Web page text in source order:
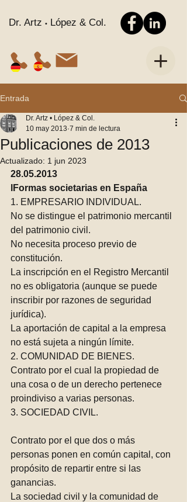
Dr. Artz • López & Col.
Entrada
Publicaciones de 2013
Dr. Artz • López & Col.
10 may 2013 7 min de lectura
Actualizado: 1 jun 2023
28.05.2013
lFormas societarias en España
1. EMPRESARIO INDIVIDUAL.
No se distingue el patrimonio mercantil
del patrimonio civil.
No necesita proceso previo de
constitución.
La inscripción en el Registro Mercantil
no es obligatoria (aunque se puede
inscribir por razones de seguridad
jurídica).
La aportación de capital a la empresa
no está sujeta a ningún límite.
2. COMUNIDAD DE BIENES.
Contrato por el cual la propiedad de
una cosa o de un derecho pertenece
proindiviso a varias personas.
3. SOCIEDAD CIVIL.
Contrato por el que dos o más
personas ponen en común capital, con
propósito de repartir entre si las
ganancias.
La sociedad civil y la comunidad de